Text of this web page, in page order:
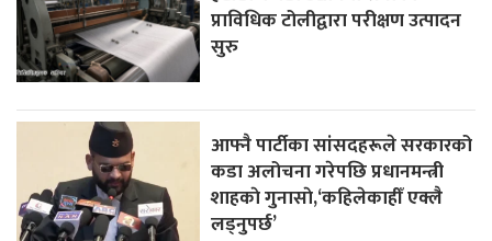
प्राविधिक टोलीद्वारा परीक्षण उत्पादन
सुरु
आफ्नै पार्टीका सांसदहरूले सरकारको
कडा अलोचना गरेपछि प्रधानमन्त्री
शाहकाे गुनासाे,‘कहिलेकाहीँ एक्लै
लड्नुपर्छ’